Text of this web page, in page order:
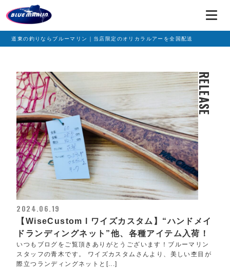
道東の釣りならブルーマリン｜当店限定のオリカラルアーを全国配送
RELEASE
2024.06.19
【WiseCustom l ワイズカスタム】“ハンドメイ
ドランディングネット”他、各種アイテム入荷！
いつもブログをご覧頂きありがとうございます！ブルーマリン
スタッフの青木です。 ワイズカスタムさんより、美しい杢目が
際立つランディングネットと[...]